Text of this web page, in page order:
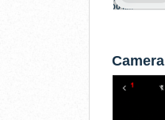
Camera